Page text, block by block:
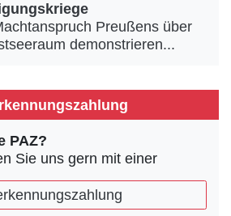
Preußens über
demonstrieren...
PAZ?
Sie uns gern mit einer